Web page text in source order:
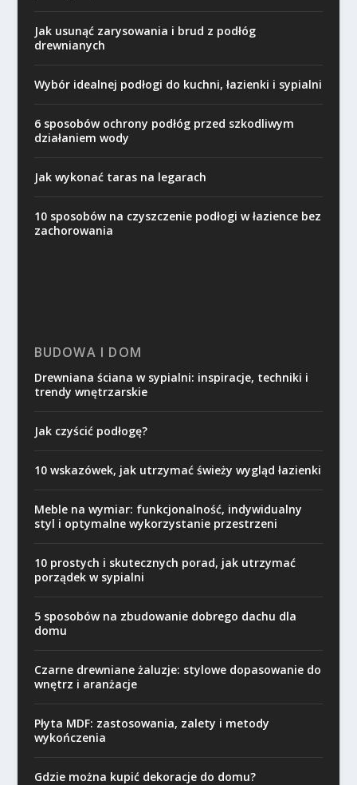
Jak usunąć zarysowania i brud z podłóg
drewnianych
Wybór idealnej podłogi do kuchni, łazienki i sypialni
6 sposobów ochrony podłóg przed szkodliwym
działaniem wody
Jak wykonać taras na legarach
10 sposobów na czyszczenie podłogi w łazience bez
zachorowania
BUDOWA I DOM
Drewniana ściana w sypialni: inspiracje, techniki i
trendy wnętrzarskie
Jak czyścić podłogę?
10 wskazówek, jak utrzymać świeży wygląd łazienki
Meble na wymiar: funkcjonalność, indywidualny
styl i optymalne wykorzystanie przestrzeni
10 prostych i skutecznych porad, jak utrzymać
porządek w sypialni
5 sposobów na zbudowanie dobrego dachu dla
domu
Czarne drewniane żaluzje: stylowe dopasowanie do
wnętrz i aranżacje
Płyta MDF: zastosowania, zalety i metody
wykończenia
Gdzie można kupić dekoracje do domu?